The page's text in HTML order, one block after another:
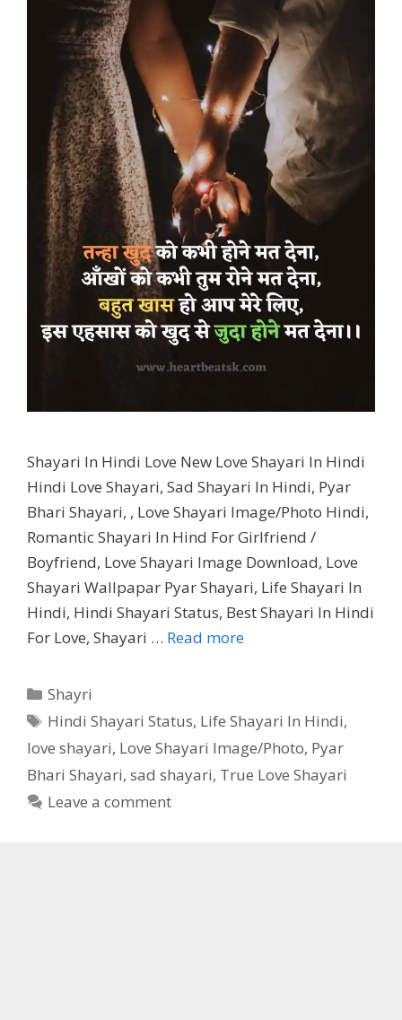
Shayari In Hindi Love New Love Shayari In Hindi
Hindi Love Shayari, Sad Shayari In Hindi, Pyar
Bhari Shayari, , Love Shayari Image/Photo Hindi,
Romantic Shayari In Hind For Girlfriend /
Boyfriend, Love Shayari Image Download, Love
Shayari Wallpapar Pyar Shayari, Life Shayari In
Hindi, Hindi Shayari Status, Best Shayari In Hindi
For Love, Shayari … Read more
Categories
Shayri
Tags
Hindi Shayari Status, Life Shayari In Hindi,
love shayari, Love Shayari Image/Photo, Pyar
Bhari Shayari, sad shayari, True Love Shayari
Leave a comment